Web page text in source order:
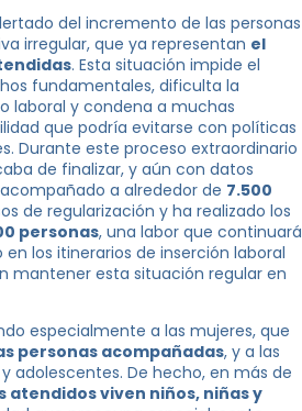
del incremento de las personas
irregular, que ya representan el
. Esta situación impide el
fundamentales, dificulta la
laboral y condena a muchas
que podría evitarse con políticas
Durante este proceso extraordinario
de finalizar, y aún con datos
a alrededor de 7.500
de regularización y ha realizado los
personas, una labor que continuará
los itinerarios de inserción laboral
mantener esta situación regular en
especialmente a las mujeres, que
personas acompañadas, y a las
adolescentes. De hecho, en más de
atendidos viven niños, niñas y